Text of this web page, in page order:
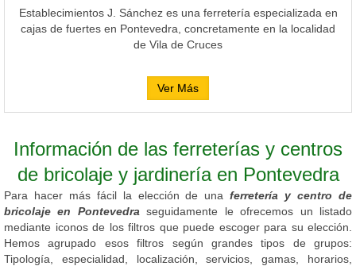
Establecimientos J. Sánchez es una ferretería especializada en
cajas de fuertes en Pontevedra, concretamente en la localidad
de Vila de Cruces
Ver Más
Información de las ferreterías y centros
de bricolaje y jardinería en Pontevedra
Para hacer más fácil la elección de unaferretería y centro de
bricolaje en Pontevedra seguidamente le ofrecemos un listado
mediante iconos de los filtros que puede escoger para su elección.
Hemos agrupado esos filtros según grandes tipos de grupos:
Tipología, especialidad, localización, servicios, gamas, horarios,